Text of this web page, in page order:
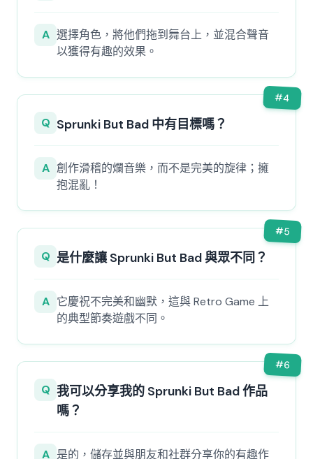
A 選擇角色，將他們拖到舞台上，並混合聲音
以獲得有趣的效果。
#4
Q Sprunki But Bad 中有目標嗎？
A 創作滑稽的爛音樂，而不是完美的旋律；擁
抱混亂！
#5
Q 是什麼讓 Sprunki But Bad 與眾不同？
A 它慶祝不完美和幽默，這與 Retro Game 上
的典型節奏遊戲不同。
#6
Q 我可以分享我的 Sprunki But Bad 作品
嗎？
A 是的，儲存並與朋友和社群分享你的有趣作